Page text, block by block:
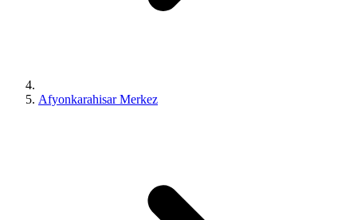
Afyonkarahisar Merkez